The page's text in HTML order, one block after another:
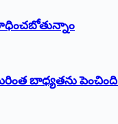
బాధ్యతను పెంచింది